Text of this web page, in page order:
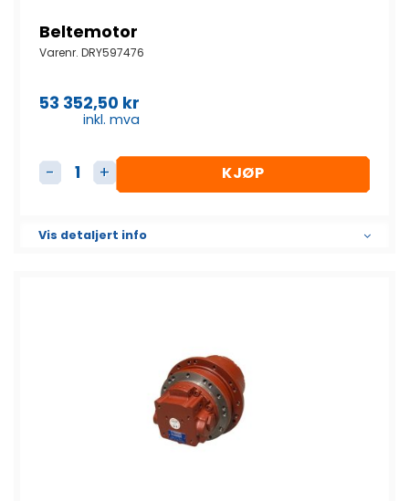
Beltemotor
Varenr. DRY597476
53 352,50 kr
inkl. mva
Beltemotor antall KJØP
Vis detaljert info